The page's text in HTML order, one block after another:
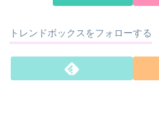
トレンドボックスをフォローする